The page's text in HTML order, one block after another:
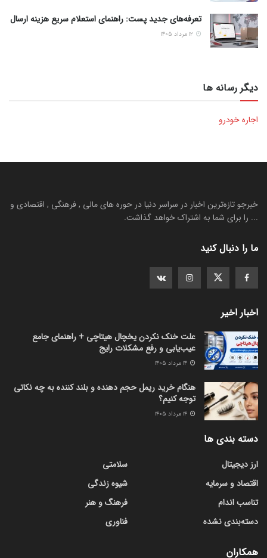
تعرفه‌های جدید پست: راهنمای استعلام سریع هزینه ارسال
دیگر رسانه ها
اجاره خودرو
خبرجو تازه‌ترین اخبار در سراسر دنیا در حوره های مالی , فرهنگی , اقتصادی و
... را برای شما به اشتراک خواهد گذاشت.
ما را دنبال کنید
اخبار اخیر
علت خنک نکردن یخچال هیتاچی + راهنمای جامع
عیب‌یابی و رفع مشکلات رایج
هنگام خرید ریمل حجم دهنده و بلند کننده به چه نکاتی
توجه کنیم؟
دسته بندی ها
ارز دیجیتال
اقتصاد و سرمایه
تناسب اندام
دسته‌بندی نشده
سلامتی
شیوه زندگی
فرهنگ و هنر
فناوری
همکاران